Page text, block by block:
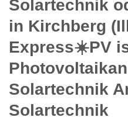
Solartechnik
in Kirchberg
Express☀️PV️
Solartechnik
Solartechnik